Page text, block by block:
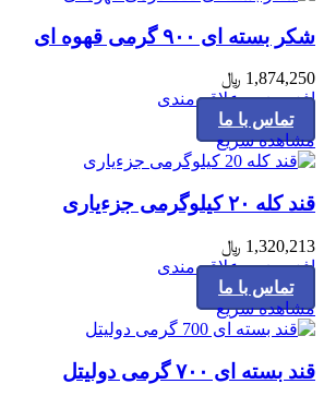
شکر بسته ای ۹۰۰ گرمی قهوه ای
1,874,250 ﷼
افزودن به علاقه مندی
تماس با ما
مشاهده سریع
قند کله ۲۰ کیلوگرمی جزءیاری
1,320,213 ﷼
افزودن به علاقه مندی
تماس با ما
مشاهده سریع
قند بسته ای ۷۰۰ گرمی دولیتل